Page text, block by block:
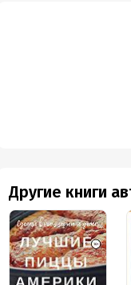
Другие книги